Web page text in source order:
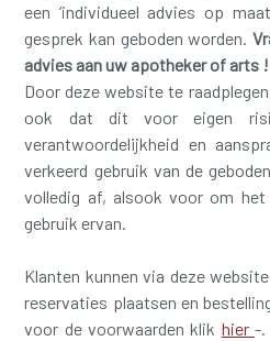
een ‘individueel advies op
gesprek kan geboden worden.
advies aan uw apotheker of arts !
Door deze website te
ook dat dit voor eigen
verantwoordelijkheid en
verkeerd gebruik van de
volledig af, alsook voor om
gebruik ervan.
Klanten kunnen via deze
reservaties plaatsen en
voor de voorwaarden klik hier-.